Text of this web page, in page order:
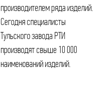
наименований изделий.